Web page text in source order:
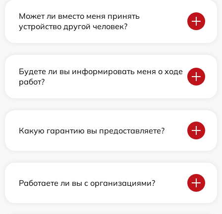
Может ли вместо меня принять
устройство другой человек?
Будете ли вы информировать меня о ходе
работ?
Какую гарантию вы предоставляете?
Работаете ли вы с организациями?